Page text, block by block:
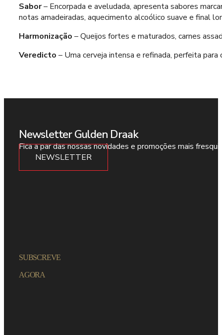
Sabor– Encorpada e aveludada, apresenta sabores
notas amadeiradas, aquecimento alcoólico suave e final
Harmonização – Queijos fortes e maturados, carnes
Veredicto – Uma cerveja intensa e refinada, perfeita
Newsletter Gulden Draak
Fica a par das nossas novidades e promoções mais
NEWSLETTER
SUBSCREVE
AGORA